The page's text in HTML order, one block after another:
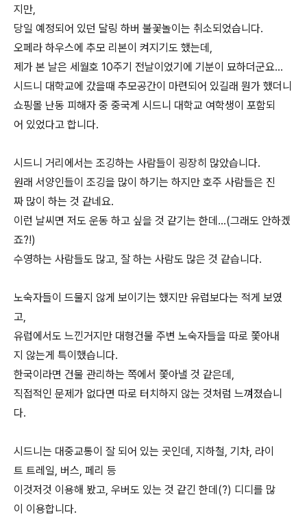
지만,
당일 예정되어 있던 달링 하버 불꽃놀이는 취소되었습니다.
오페라 하우스에 추모 리본이 켜지기도 했는데,
제가 본 날은 세월호 10주기 전날이었기에 기분이 묘하더군요…
시드니 대학교에 갔을때 추모공간이 마련되어 있길래 뭔가 했더니
쇼핑몰 난동 피해자 중 중국계 시드니 대학교 여학생이 포함되
어 있었다고 합니다.
시드니 거리에서는 조깅하는 사람들이 굉장히 많았습니다.
원래 서양인들이 조깅을 많이 하기는 하지만 호주 사람들은 진
짜 많이 하는 것 같네요.
이런 날씨면 저도 운동 하고 싶을 것 같기는 한데…(그래도 안하겠
죠?!)
수영하는 사람들도 많고, 잘 하는 사람도 많은 것 같습니다.
노숙자들이 드물지 않게 보이기는 했지만 유럽보다는 적게 보였
고,
유럽에서도 느낀거지만 대형건물 주변 노숙자들을 따로 쫓아내
지 않는게 특이했습니다.
한국이라면 건물 관리하는 쪽에서 쫓아낼 것 같은데,
직접적인 문제가 없다면 따로 터치하지 않는 것처럼 느껴졌습니
다.
시드니는 대중교통이 잘 되어 있는 곳인데, 지하철, 기차, 라이
트 트레일, 버스, 페리 등
이것저것 이용해 봤고, 우버도 있는 것 같긴 한데(?) 디디를 많
이 이용합니다.